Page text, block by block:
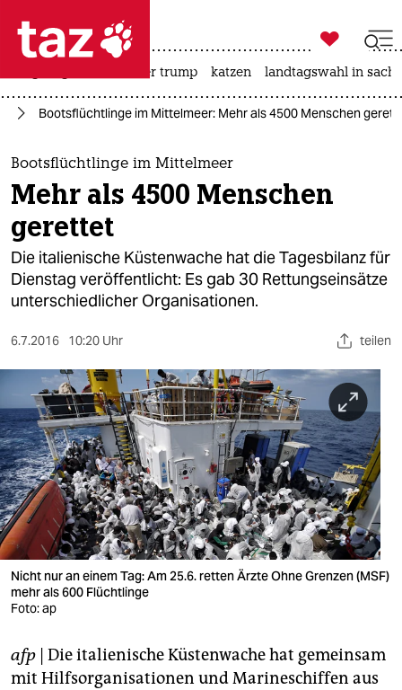
 taz zahl ich
taz zahl ich
themen
politik
öko
gesellschaft
sport
berlin
nord
wahrheit
verlag
verlag
veranstaltungen
fragen & hilfe

taz zahl ich
usa unter trump katzen landtagswahl in
Bootsflüchtlinge im Mittelmeer: Mehr als 4500 Menschen
Bootsflüchtlinge im Mittelmeer
Mehr als 4500 Menschen
gerettet
Die italienische Küstenwache hat die Tagesbilanz für
Dienstag veröffentlicht: Es gab 30 Rettungseinsätze
unterschiedlicher Organisationen.
6.7.2016 10:20 Uhr teilen
Nicht nur an einem Tag: Am 25.6. retten Ärzte Ohne Grenzen (MSF)
mehr als 600 Flüchtlinge
Foto: ap
afp | Die italienische Küstenwache hat gemeinsam
mit Hilfsorganisationen und Marineschiffen aus